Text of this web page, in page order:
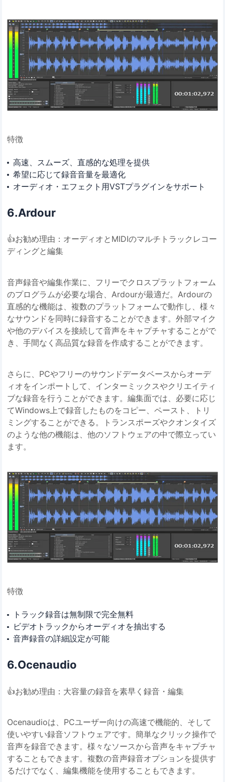
特徴
高速、スムーズ、直感的な処理を提供
希望に応じて録音音量を最適化
オーディオ・エフェクト用VSTプラグインをサポート
6️.Ardour
👍お勧め理由：オーディオとMIDIのマルチトラックレコー
ディングと編集
音声録音や編集作業に、フリーでクロスプラットフォーム
のプログラムが必要な場合、Ardourが最適だ。Ardourの
直感的な機能は、複数のプラットフォームで動作し、様々
なサウンドを同時に録音することができます。外部マイク
や他のデバイスを接続して音声をキャプチャすることがで
き、手間なく高品質な録音を作成することができます。
さらに、PCやフリーのサウンドデータベースからオーデ
ィオをインポートして、インターミックスやクリエイティ
ブな録音を行うことができます。編集面では、必要に応じ
てWindows上で録音したものをコピー、ペースト、トリ
ミングすることができる。トランスポーズやクオンタイズ
のような他の機能は、他のソフトウェアの中で際立ってい
ます。
特徴
トラック録音は無制限で完全無料
ビデオトラックからオーディオを抽出する
音声録音の詳細設定が可能
6.Ocenaudio
👍お勧め理由：大容量の録音を素早く録音・編集
Ocenaudioは、PCユーザー向けの高速で機能的、そして
使いやすい録音ソフトウェアです。簡単なクリック操作で
音声を録音できます。様々なソースから音声をキャプチャ
することもできます。複数の音声録音オプションを提供す
るだけでなく、編集機能を使用することもできます。